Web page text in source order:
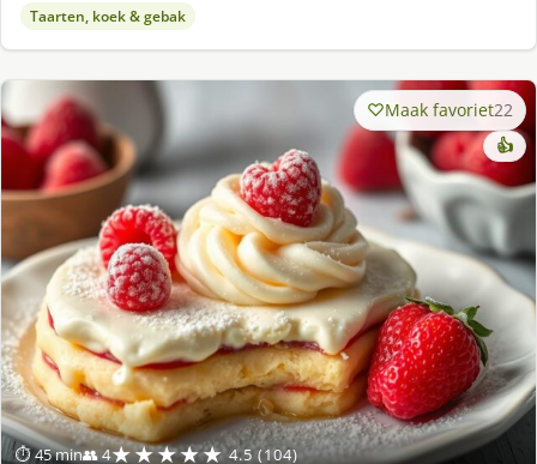
Taarten, koek & gebak
⏱ 45 min👥 4★★★★★ 4.5 (104)
Maak favoriet22
👍